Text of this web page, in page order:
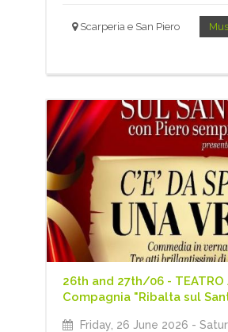
Scarperia e San Piero
26th and 27th/06 - TEATRO
Compagnia "Ribalta sul
Friday, 26 June 2026 -